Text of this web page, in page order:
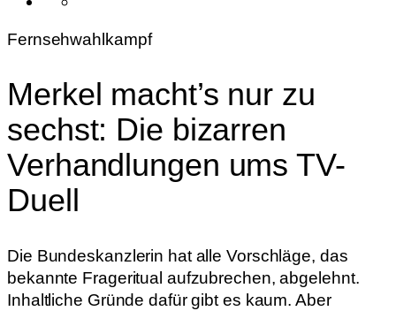
Fernsehwahlkampf
Merkel macht’s nur zu
sechst: Die bizarren
Verhandlungen ums TV-
Duell
Die Bundeskanzlerin hat alle Vorschläge, das
bekannte Frageritual aufzubrechen, abgelehnt.
Inhaltliche Gründe dafür gibt es kaum. Aber